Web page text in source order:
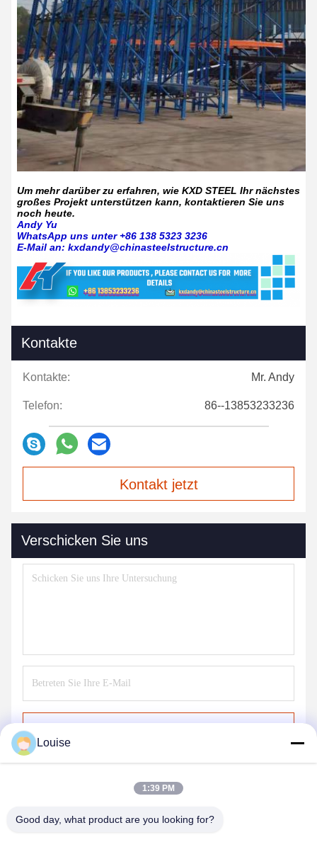
Um mehr darüber zu erfahren, wie KXD STEEL Ihr nächstes
großes Projekt unterstützen kann, kontaktieren Sie uns
noch heute.
Andy Yu
WhatsApp uns unter +86 138 5323 3236
E-Mail an: kxdandy@chinasteelstructure.cn
Kontakte
Kontakte: Mr. Andy
Telefon: 86--13853233236
Kontakt jetzt
Verschicken Sie uns
Louise
1:39 PM
Good day, what product are you looking for?